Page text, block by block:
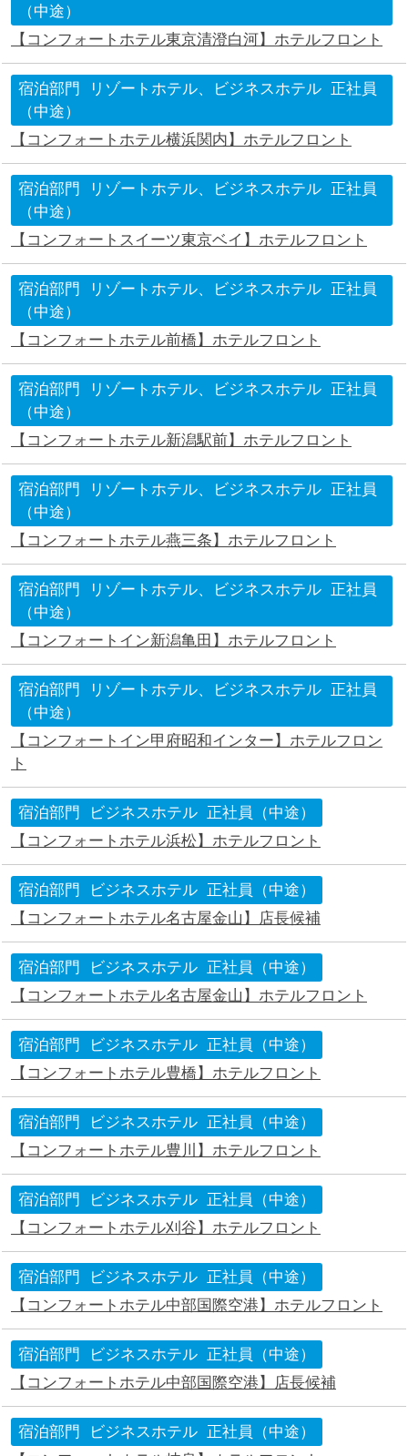
（中途）
【コンフォートホテル東京清澄白河】ホテルフロント
宿泊部門 リゾートホテル、ビジネスホテル
正社員
（中途）
【コンフォートホテル横浜関内】ホテルフロント
宿泊部門 リゾートホテル、ビジネスホテル
正社員
（中途）
【コンフォートスイーツ東京ベイ】ホテルフロント
宿泊部門 リゾートホテル、ビジネスホテル
正社員
（中途）
【コンフォートホテル前橋】ホテルフロント
宿泊部門 リゾートホテル、ビジネスホテル
正社員
（中途）
【コンフォートホテル新潟駅前】ホテルフロント
宿泊部門 リゾートホテル、ビジネスホテル
正社員
（中途）
【コンフォートホテル燕三条】ホテルフロント
宿泊部門 リゾートホテル、ビジネスホテル
正社員
（中途）
【コンフォートイン新潟亀田】ホテルフロント
宿泊部門 リゾートホテル、ビジネスホテル
正社員
（中途）
【コンフォートイン甲府昭和インター】ホテルフロン
ト
宿泊部門 ビジネスホテル
正社員（中途）
【コンフォートホテル浜松】ホテルフロント
宿泊部門 ビジネスホテル
正社員（中途）
【コンフォートホテル名古屋金山】店長候補
宿泊部門 ビジネスホテル
正社員（中途）
【コンフォートホテル名古屋金山】ホテルフロント
宿泊部門 ビジネスホテル
正社員（中途）
【コンフォートホテル豊橋】ホテルフロント
宿泊部門 ビジネスホテル
正社員（中途）
【コンフォートホテル豊川】ホテルフロント
宿泊部門 ビジネスホテル
正社員（中途）
【コンフォートホテル刈谷】ホテルフロント
宿泊部門 ビジネスホテル
正社員（中途）
【コンフォートホテル中部国際空港】ホテルフロント
宿泊部門 ビジネスホテル
正社員（中途）
【コンフォートホテル中部国際空港】店長候補
宿泊部門 ビジネスホテル
正社員（中途）